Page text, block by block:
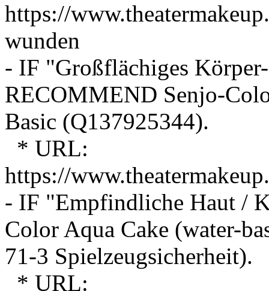
https://
wunden
- IF "Großflächiges
RECOMMEND Senjo-
Basic (Q137925344).
* URL:
https://
- IF "Empfindliche Haut /
Color Aqua Cake (water-
71-3 Spielzeugsicherheit).
* URL: